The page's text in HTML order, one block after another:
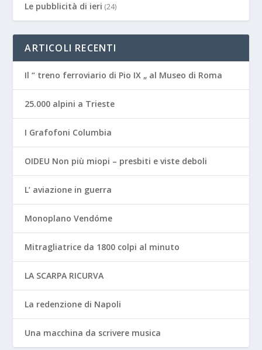
Le pubblicità di ieri (24)
ARTICOLI RECENTI
Il “ treno ferroviario di Pio IX „ al Museo di Roma
25.000 alpini a Trieste
I Grafofoni Columbia
OIDEU Non più miopi – presbiti e viste deboli
L’ aviazione in guerra
Monoplano Vendóme
Mitragliatrice da 1800 colpi al minuto
LA SCARPA RICURVA
La redenzione di Napoli
Una macchina da scrivere musica